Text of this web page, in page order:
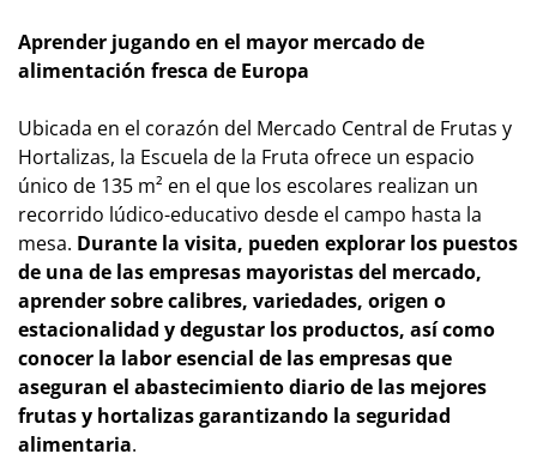
Aprender jugando en el mayor mercado de
alimentación fresca de Europa
Ubicada en el corazón del Mercado Central de Frutas y
Hortalizas, la Escuela de la Fruta ofrece un espacio
único de 135 m² en el que los escolares realizan un
recorrido lúdico-educativo desde el campo hasta la
mesa. Durante la visita, pueden explorar los puestos
de una de las empresas mayoristas del mercado,
aprender sobre calibres, variedades, origen o
estacionalidad y degustar los productos, así como
conocer la labor esencial de las empresas que
aseguran el abastecimiento diario de las mejores
frutas y hortalizas garantizando la seguridad
alimentaria.